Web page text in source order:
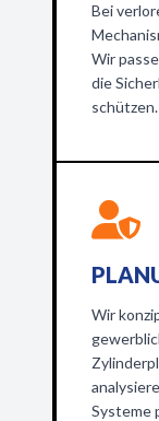
Bei
Wir
die
schützen.
Wir
Systeme